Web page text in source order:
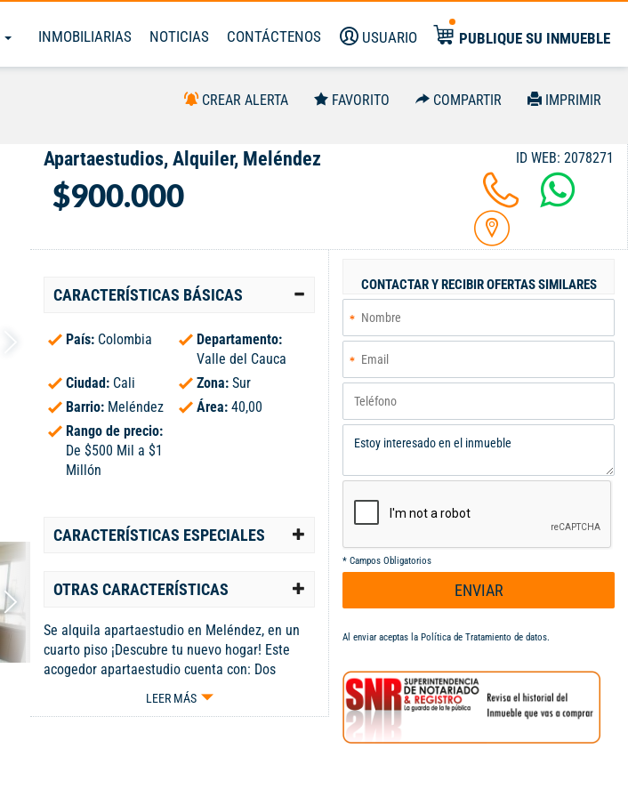
INMOBILIARIAS NOTICIAS CONTÁCTENOS USUARIO PUBLIQUE SU INMUEBLE
CREAR ALERTA FAVORITO COMPARTIR IMPRIMIR
Apartaestudios, Alquiler, Meléndez
$900.000
ID WEB: 2078271
CARACTERÍSTICAS BÁSICAS
País: Colombia
Departamento:
Valle del Cauca
Ciudad: Cali Zona: Sur
Barrio: Meléndez Área: 40,00
Rango de precio:
De $500 Mil a $1
Millón
CARACTERÍSTICAS ESPECIALES
OTRAS CARACTERÍSTICAS
Se alquila apartaestudio en Meléndez, en un
cuarto piso ¡Descubre tu nuevo hogar! Este
acogedor apartaestudio cuenta con: Dos
ambientes: un área principal y un espacio
adicional versátil. Cocina sencilla: equipada
LEER MÁS
CONTACTAR Y RECIBIR OFERTAS SIMILARES
* Campos Obligatorios
ENVIAR
Al enviar aceptas la Política de Tratamiento de datos.